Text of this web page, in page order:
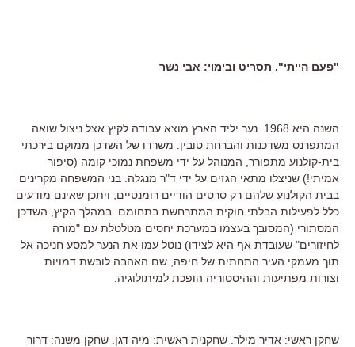
"פעם הייתי". תסריט ובימוי: אבי נשר
השנה היא 1968. נער יליד הארץ מוצא עבודה לקיץ אצל ניצול שואה
המתפרנס משדכנות והברחת טובין. משרדו של השדכן ממוקם בירכתי
בית-קולנוע מתפורר, המנוהל על ידי משפחת נמוכי קומה (סיפור
אמיתי!) שניצלו מתאי הגזים על ידי ד"ר מנגלה. בני המשפחה מקרינים
בבית הקולנוע שלהם רק סרטים הודיים רומנטיים, ויתכן שאינם מודעים
כלל לפעילות הבלתי חוקית המתרחשת בתחומם. במהלך הקיץ, השדכן
המסתורי (המסובך בעצמו במערכת יחסים מטלטלת עם "מורה
לחיזורים" שעובדת אף היא לצידו) נוטל עמו את הנער למסע חניכה אל
תוך מעמקי העיר התחתית של חיפה, שם האהבה לובשת דמויות
וצורות מפתיעות וההיסטוריה הופכת למיתולוגיה.
שחקן ראשי: אדיר מילר. שחקנית ראשית: מיה דגן. שחקן משנה: דרור